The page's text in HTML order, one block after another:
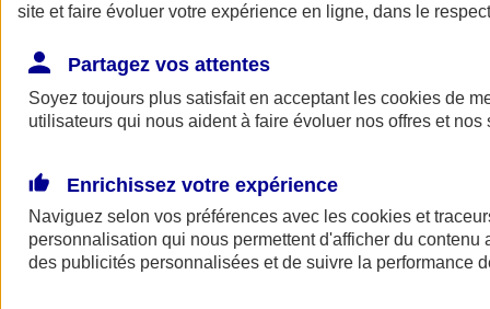
site et faire évoluer votre expérience en ligne, dans le
Partagez vos attentes
Soyez toujours plus satisfait en acceptant les cookies de
utilisateurs qui nous aident à faire évoluer nos offres et nos
Enrichissez votre expérience
Naviguez selon vos préférences avec les cookies et
personnalisation qui nous permettent d'afficher du contenu
des publicités personnalisées et de suivre la performance